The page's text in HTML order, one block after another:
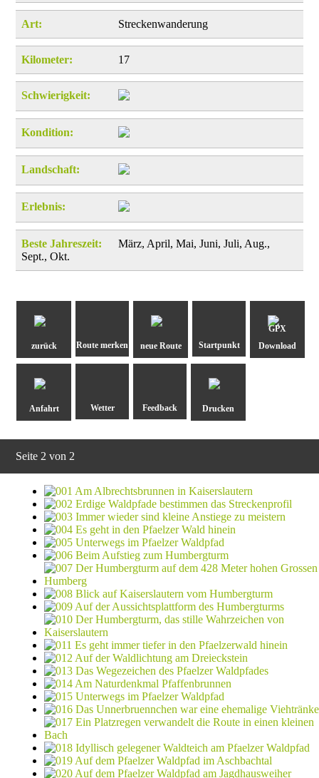
Art: Streckenwanderung
Kilometer: 17
Schwierigkeit:
Kondition:
Landschaft:
Erlebnis:
Beste Jahreszeit:
März, April, Mai, Juni, Juli, Aug.,
Sept., Okt.
zurück neue Route
GPX
Download
Anfahrt Drucken
Seite 2 von 2